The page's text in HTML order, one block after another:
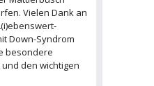
Vielen Dank an
Down-Syndrom
besondere
den wichtigen